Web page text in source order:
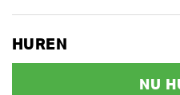
HUREN
NU